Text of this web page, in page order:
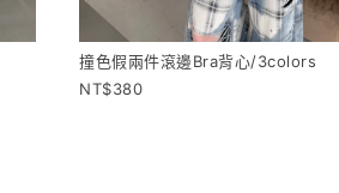
撞色假兩件滾邊Bra背心/3colors
380